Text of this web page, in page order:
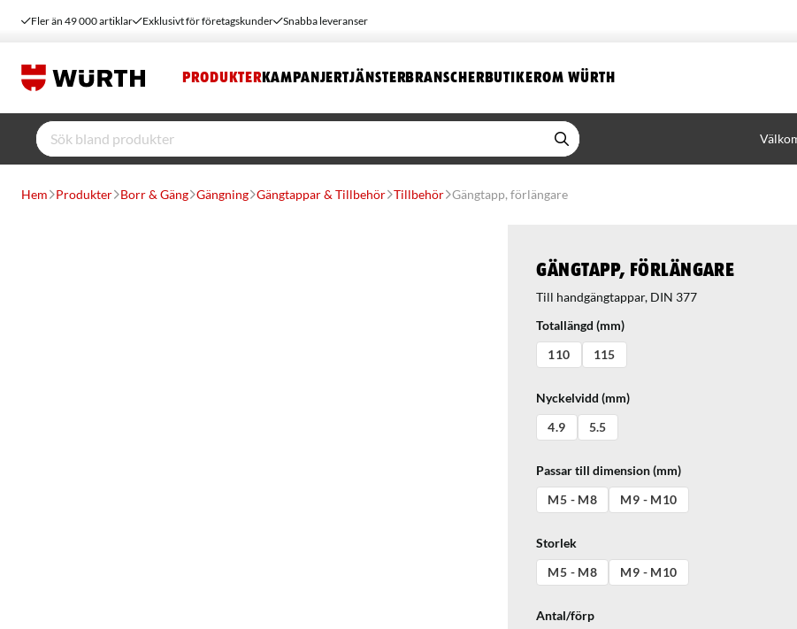
Fler än 49 000 artiklar Exklusivt för företagskunder Snabba leveranser
PRODUKTER KAMPANJERTJÄNSTERBRANSCHERBUTIKEROM WÜRTH
Hem Produkter Borr & Gäng Gängning Gängtappar & Tillbehör Tillbehör Gängtapp, förlängare
Gängtapp, förlängare
Till handgängtappar, DIN 377
Totallängd (mm)
110
115
Nyckelvidd (mm)
4.9
5.5
Passar till dimension (mm)
M5 - M8
M9 - M10
Storlek
M5 - M8
M9 - M10
Antal/förp